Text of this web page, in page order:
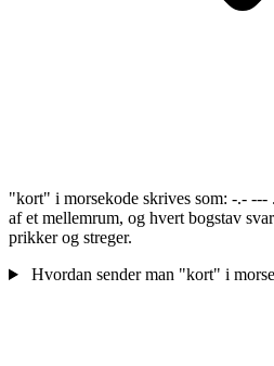
"kort" i morsekode skrives som: -.-
af et mellemrum, og hvert bogstav
prikker og streger.
Hvordan sender man "kort" i